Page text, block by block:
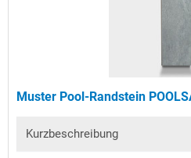
Muster Pool-Randstein
Kurzbeschreibung